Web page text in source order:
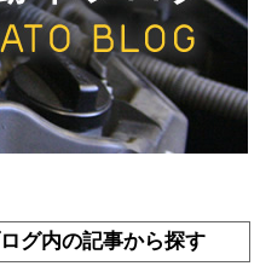
グ内の記事から探す